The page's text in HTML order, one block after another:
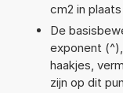
cm2 in
De
exponent
haakjes,
zijn op dit